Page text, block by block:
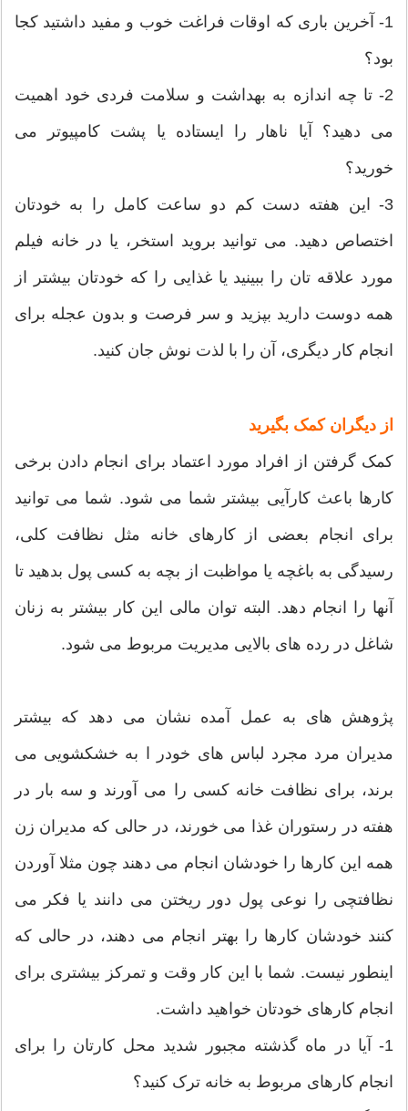
1- آخرین باری که اوقات فراغت خوب و مفید داشتید کجا
بود؟
2- تا چه اندازه به بهداشت و سلامت فردی خود اهمیت
می دهید؟ آیا ناهار را ایستاده یا پشت کامپیوتر می
خورید؟
3- این هفته دست کم دو ساعت کامل را به خودتان
اختصاص دهید. می توانید بروید استخر، یا در خانه فیلم
مورد علاقه تان را ببینید یا غذایی را که خودتان بیشتر از
همه دوست دارید بپزید و سر فرصت و بدون عجله برای
انجام کار دیگری، آن را با لذت نوش جان کنید.
از دیگران کمک بگیرید
کمک گرفتن از افراد مورد اعتماد برای انجام دادن برخی
کارها باعث کارآیی بیشتر شما می شود. شما می توانید
برای انجام بعضی از کارهای خانه مثل نظافت کلی،
رسیدگی به باغچه یا مواظبت از بچه به کسی پول بدهید تا
آنها را انجام دهد. البته توان مالی این کار بیشتر به زنان
شاغل در رده های بالایی مدیریت مربوط می شود.
پژوهش های به عمل آمده نشان می دهد که بیشتر
مدیران مرد مجرد لباس های خودر ا به خشکشویی می
برند، برای نظافت خانه کسی را می آورند و سه بار در
هفته در رستوران غذا می خورند، در حالی که مدیران زن
همه این کارها را خودشان انجام می دهند چون مثلا آوردن
نظافتچی را نوعی پول دور ریختن می دانند یا فکر می
کنند خودشان کارها را بهتر انجام می دهند، در حالی که
اینطور نیست. شما با این کار وقت و تمرکز بیشتری برای
انجام کارهای خودتان خواهید داشت.
1- آیا در ماه گذشته مجبور شدید محل کارتان را برای
انجام کارهای مربوط به خانه ترک کنید؟